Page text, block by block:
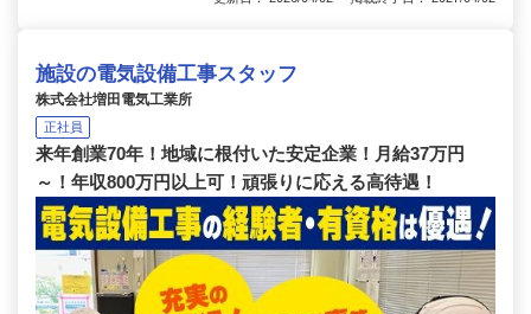
施設の電気設備工事スタッフ
株式会社増田電気工業所
正社員
来年創業70年！地域に根付いた安定企業！月給37万円
～！年収800万円以上可！頑張りに応える高待遇！